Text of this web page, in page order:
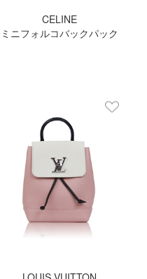
CELINE
ミニフォルコバックパック